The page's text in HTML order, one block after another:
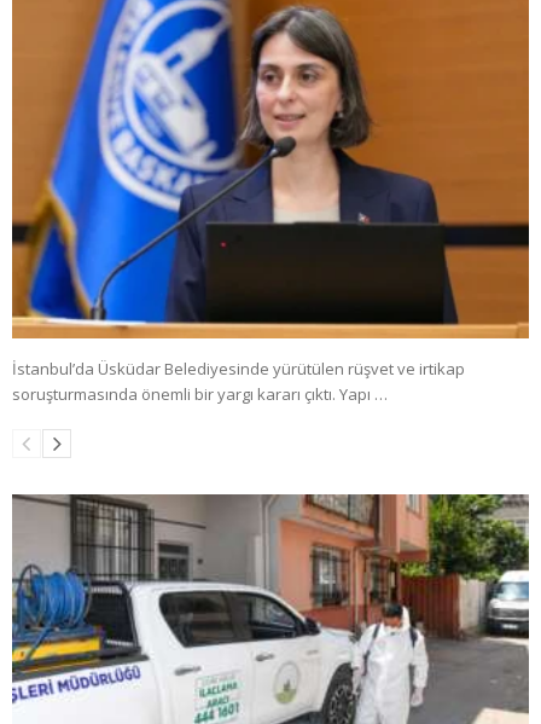
İstanbul’da Üsküdar Belediyesinde yürütülen rüşvet ve irtikap
soruşturmasında önemli bir yargı kararı çıktı. Yapı …